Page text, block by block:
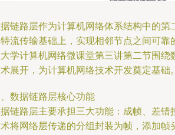
链路层作为计算机网络体系结构中的第
流传输基础上，实现相邻节点之间可靠
学计算机网络微课堂第三讲第二节围绕
展开，为计算机网络技术开发奠定基础。
数据链路层核心功能
链路层主要承担三大功能：成帧、差错
将网络层传递的分组封装为帧，添加帧